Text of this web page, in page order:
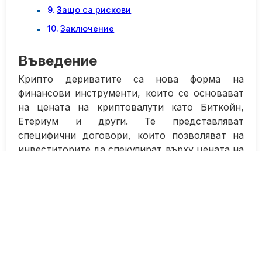
Защо са рискови
Заключение
Въведение
Крипто дериватите са нова форма на
финансови инструменти, които се основават
на цената на криптовалути като Биткойн,
Етериум и други. Те представляват
специфични договори, които позволяват на
инвеститорите да спекулират върху цената на